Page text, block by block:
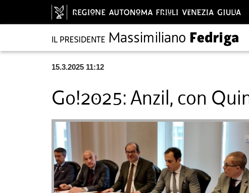
15.3.2025 11:12
Go!2025: Anzil, con